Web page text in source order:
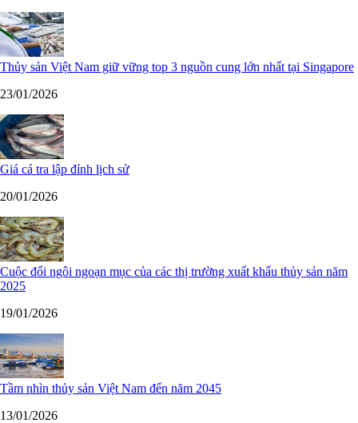
Thủy sản Việt Nam giữ vững top 3 nguồn cung lớn nhất tại Singapore
23/01/2026
Giá cá tra lập đỉnh lịch sử
20/01/2026
Cuộc đổi ngôi ngoạn mục của các thị trường xuất khẩu thủy sản năm
2025
19/01/2026
Tầm nhìn thủy sản Việt Nam đến năm 2045
13/01/2026